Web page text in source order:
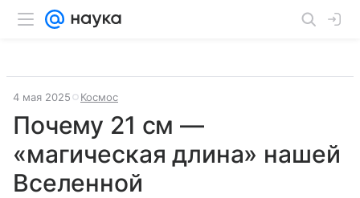
4 мая 2025 Космос
Почему 21 см —
«магическая длина» нашей
Вселенной